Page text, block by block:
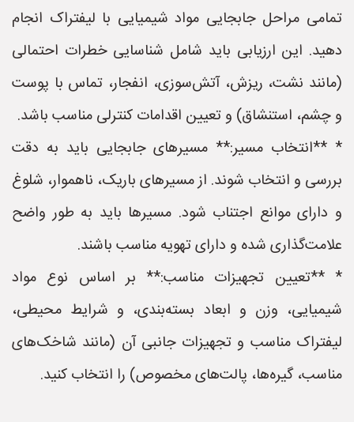
تمامی مراحل جابجایی مواد شیمیایی با لیفتراک انجام
دهید. این ارزیابی باید شامل شناسایی خطرات احتمالی
(مانند نشت، ریزش، آتش‌سوزی، انفجار، تماس با پوست
و چشم، استنشاق) و تعیین اقدامات کنترلی مناسب باشد.
* **انتخاب مسیر:** مسیرهای جابجایی باید به دقت
بررسی و انتخاب شوند. از مسیرهای باریک، ناهموار، شلوغ
و دارای موانع اجتناب شود. مسیرها باید به طور واضح
علامت‌گذاری شده و دارای تهویه مناسب باشند.
* **تعیین تجهیزات مناسب:** بر اساس نوع مواد
شیمیایی، وزن و ابعاد بسته‌بندی، و شرایط محیطی،
لیفتراک مناسب و تجهیزات جانبی آن (مانند شاخک‌های
مناسب، گیره‌ها، پالت‌های مخصوص) را انتخاب کنید.